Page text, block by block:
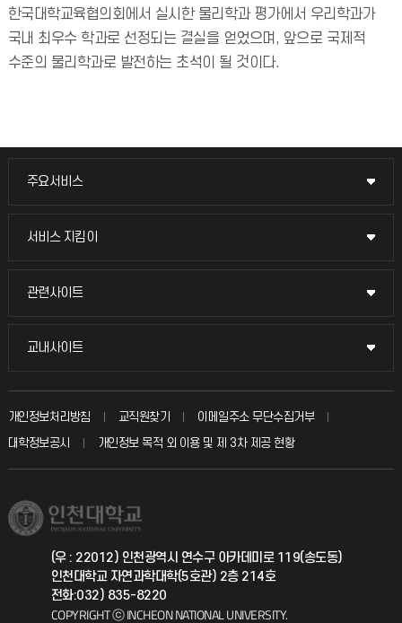
한국대학교육협의회에서 실시한 물리학과 평가에서 우리학과가
국내 최우수 학과로 선정되는 결실을 얻었으며, 앞으로 국제적
수준의 물리학과로 발전하는 초석이 될 것이다.
주요서비스
주요서비스
교무회의방송
입학안내
취업정보(학생)
서비스 지킴이
서비스 지킴이
묻고 답하기
칭찬마당
학생서비스 지킴이
관련사이트
관련사이트
국방헬프콜
총동문회
교내사이트
교내사이트
교수회
교육혁신본부
국제지원과
공자아카데미
개인정보처리방침 교직원찾기
이메일주소 무단수집거부
대학정보공시
개인정보 목적 외 이용 및 제 3차 제공 현황
(우 : 22012) 인천광역시 연수구 아카데미로 119(송도동)
인천대학교 자연과학대학(5호관) 2층 214호
전화:032) 835-8220
COPYRIGHT ⓒ INCHEON NATIONAL UNIVERSITY.